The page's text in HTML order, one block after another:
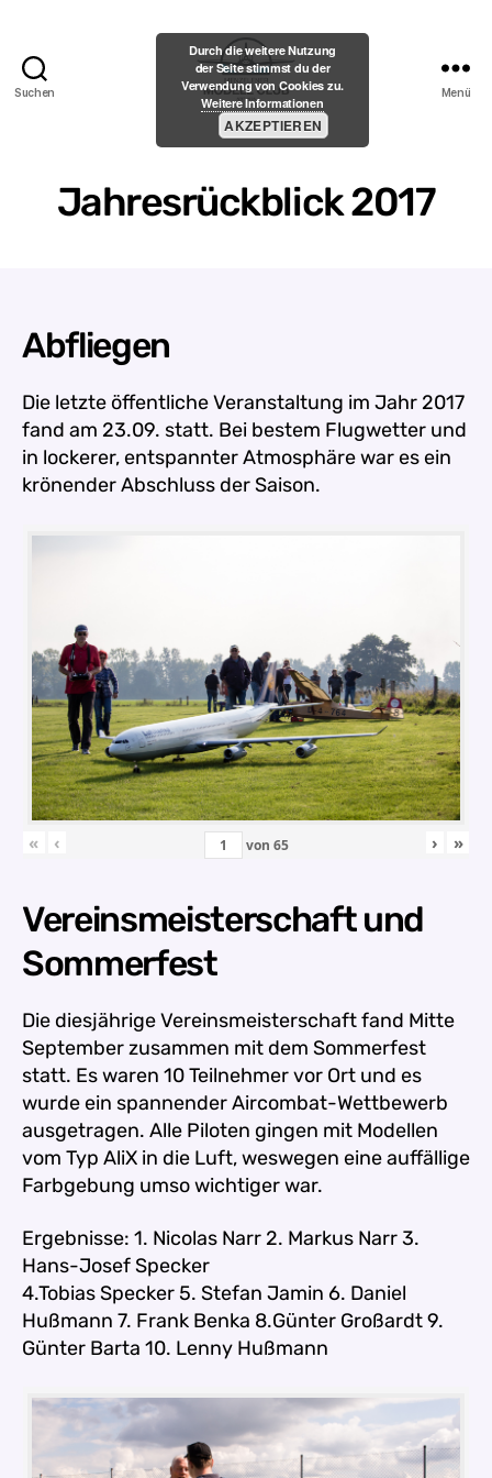
Suchen
Menzelener-
Modell-
e.V.
Menü
Jahresrückblick 2017
Abfliegen
Die letzte öffentliche Veranstaltung im Jahr 2017
fand am 23.09. statt. Bei bestem Flugwetter und
in lockerer, entspannter Atmosphäre war es ein
krönender Abschluss der Saison.
« ‹ von 65 › »
Vereinsmeisterschaft und
Sommerfest
Die diesjährige Vereinsmeisterschaft fand Mitte
September zusammen mit dem Sommerfest
statt. Es waren 10 Teilnehmer vor Ort und es
wurde ein spannender Aircombat-Wettbewerb
ausgetragen. Alle Piloten gingen mit Modellen
vom Typ AliX in die Luft, weswegen eine auffällige
Farbgebung umso wichtiger war.
Ergebnisse: 1. Nicolas Narr 2. Markus Narr 3.
Hans-Josef Specker
4.Tobias Specker 5. Stefan Jamin 6. Daniel
Hußmann 7. Frank Benka 8.Günter Großardt 9.
Günter Barta 10. Lenny Hußmann
Durch die weitere Nutzung
der Seite stimmst du der
Verwendung von Cookies zu.
Weitere Informationen
AKZEPTIEREN